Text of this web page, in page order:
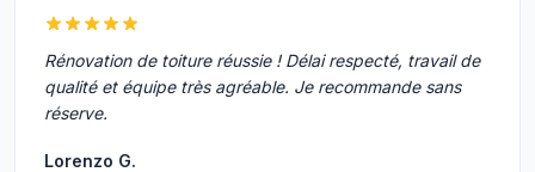
Rénovation de toiture réussie ! Délai respecté, travail de
qualité et équipe très agréable. Je recommande sans
réserve.
Lorenzo G.